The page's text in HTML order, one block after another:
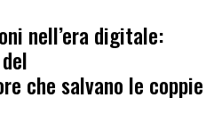
nell’era digitale:
che salvano le coppie